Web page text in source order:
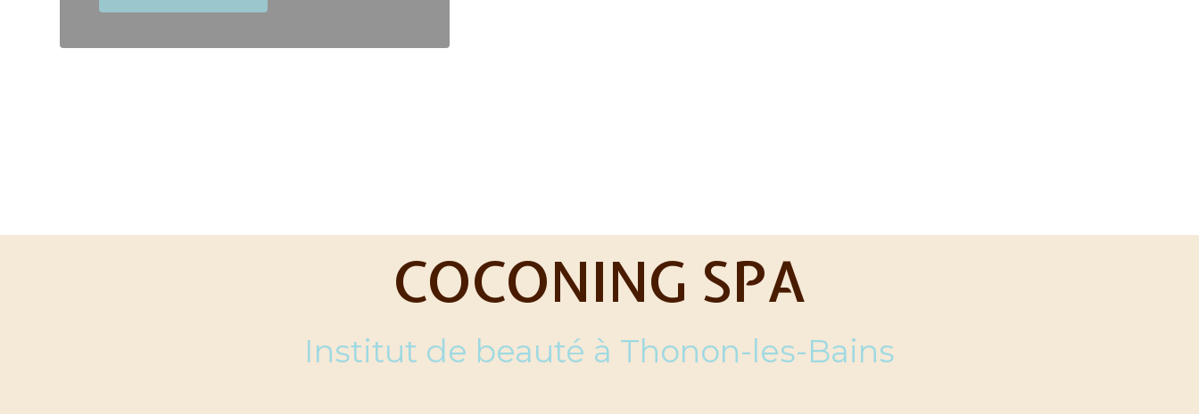
COCONING SPA
Institut de beauté à Thonon-les-Bains